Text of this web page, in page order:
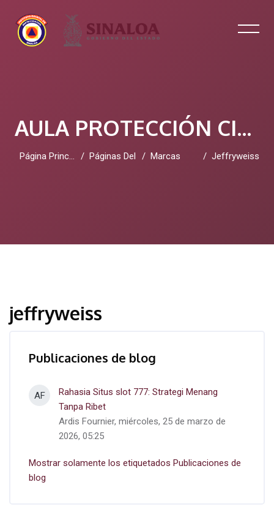
AULA PROTECCIÓN CIVIL SINALOA
Página Principal Páginas Del SitioMarcas Jeffryweiss
jeffryweiss
Publicaciones de blog
AF
Rahasia Situs slot 777: Strategi Menang
Tanpa Ribet
Ardis Fournier, miércoles, 25 de marzo de
2026, 05:25
Mostrar solamente los etiquetados Publicaciones de
blog